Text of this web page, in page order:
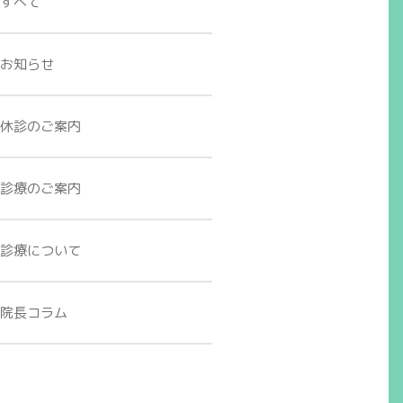
お知らせ
休診のご案内
診療のご案内
診療について
院長コラム